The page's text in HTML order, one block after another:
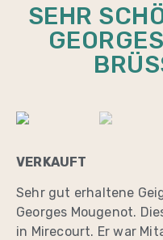
SEHR
VERKAUFT
Sehr gut erhaltene
Georges Mougenot.
in Mirecourt. Er war